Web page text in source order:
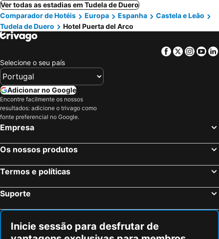
Ver todas as estadias em Tudela de Duero
Comparador de Hotéis
Europa Espanha
Castela e Leão
Tudela de Duero
Hotel Puerta del Arco
Facebook
Twitter
Selecione o seu país
Adicionar no Google
Encontre facilmente os nossos
resultados: adicione o trivago como
fonte preferencial no Google.
Empresa
Os nossos produtos
Termos e políticas
Suporte
Inicie sessão para desfrutar de